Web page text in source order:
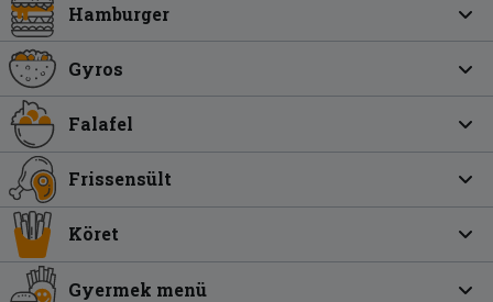
Hamburger
Gyros
Falafel
Frissensült
Köret
Gyermek menü